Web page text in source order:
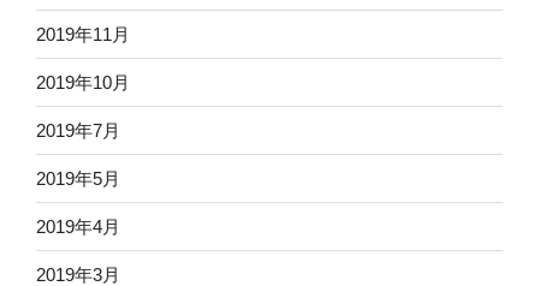
2019年11月
2019年10月
2019年7月
2019年5月
2019年4月
2019年3月